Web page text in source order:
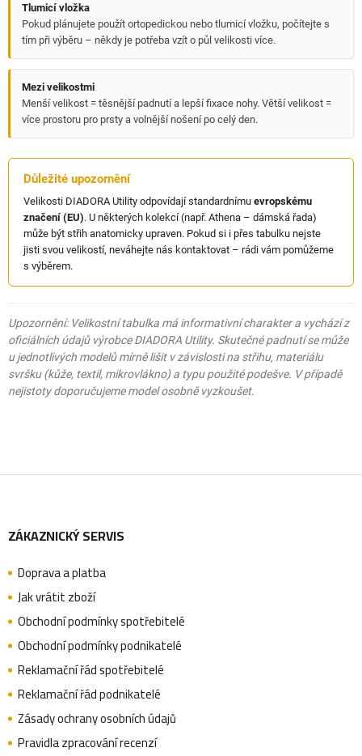
Tlumicí vložka
Pokud plánujete použít ortopedickou nebo tlumicí vložku, počítejte s
tím při výběru – někdy je potřeba vzít o půl velikosti více.
Mezi velikostmi
Menší velikost = těsnější padnutí a lepší fixace nohy. Větší velikost =
více prostoru pro prsty a volnější nošení po celý den.
Důležité upozornění
Velikosti DIADORA Utility odpovídají standardnímu evropskému
značení (EU). U některých kolekcí (např. Athena – dámská řada)
může být střih anatomicky upraven. Pokud si i přes tabulku nejste
jisti svou velikostí, neváhejte nás kontaktovat – rádi vám pomůžeme
s výběrem.
Upozornění: Velikostní tabulka má informativní charakter a vychází z
oficiálních údajů výrobce DIADORA Utility. Skutečné padnutí se může
u jednotlivých modelů mírně lišit v závislosti na střihu, materiálu
svršku (kůže, textil, mikrovlákno) a typu použité podešve. V případě
nejistoty doporučujeme model osobně vyzkoušet.
á
p
a
t
ZÁKAZNICKÝ SERVIS
Doprava a platba
Jak vrátit zboží
Obchodní podmínky spotřebitelé
Obchodní podmínky podnikatelé
Reklamační řád spotřebitelé
Reklamační řád podnikatelé
Zásady ochrany osobních údajů
Pravidla zpracování recenzí